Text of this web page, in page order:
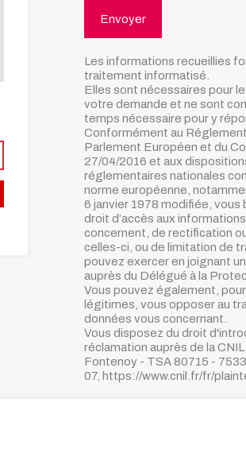
Les informations recueillies
traitement informatisé.
Elles sont nécessaires pour
votre demande et ne sont
temps nécessaire pour y
Conformément au
Parlement Européen et du
27/04/2016 et aux
réglementaires nationales
norme européenne,
6 janvier 1978 modifiée, vous
droit d’accès aux
concernent, de rectification
celles-ci, ou de limitation de
pouvez exercer en joignant
auprès du Délégué à la
Vous pouvez également,
légitimes, vous opposer au
données vous concernant.
Vous disposez du droit
réclamation auprès de la
Fontenoy - TSA 80715 -
07, https://www.cnil.fr/fr/